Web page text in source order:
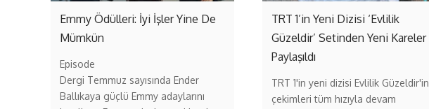
Emmy Ödülleri: İyi İşler Yine De
Mümkün
Episode
Dergi Temmuz sayısında Ender
Ballıkaya güçlü Emmy adaylarını
TRT 1’in Yeni Dizisi ‘Evlilik
Güzeldir’ Setinden Yeni Kareler
Paylaşıldı
TRT 1'in yeni dizisi Evlilik Güzeldir'in
çekimleri tüm hızıyla devam